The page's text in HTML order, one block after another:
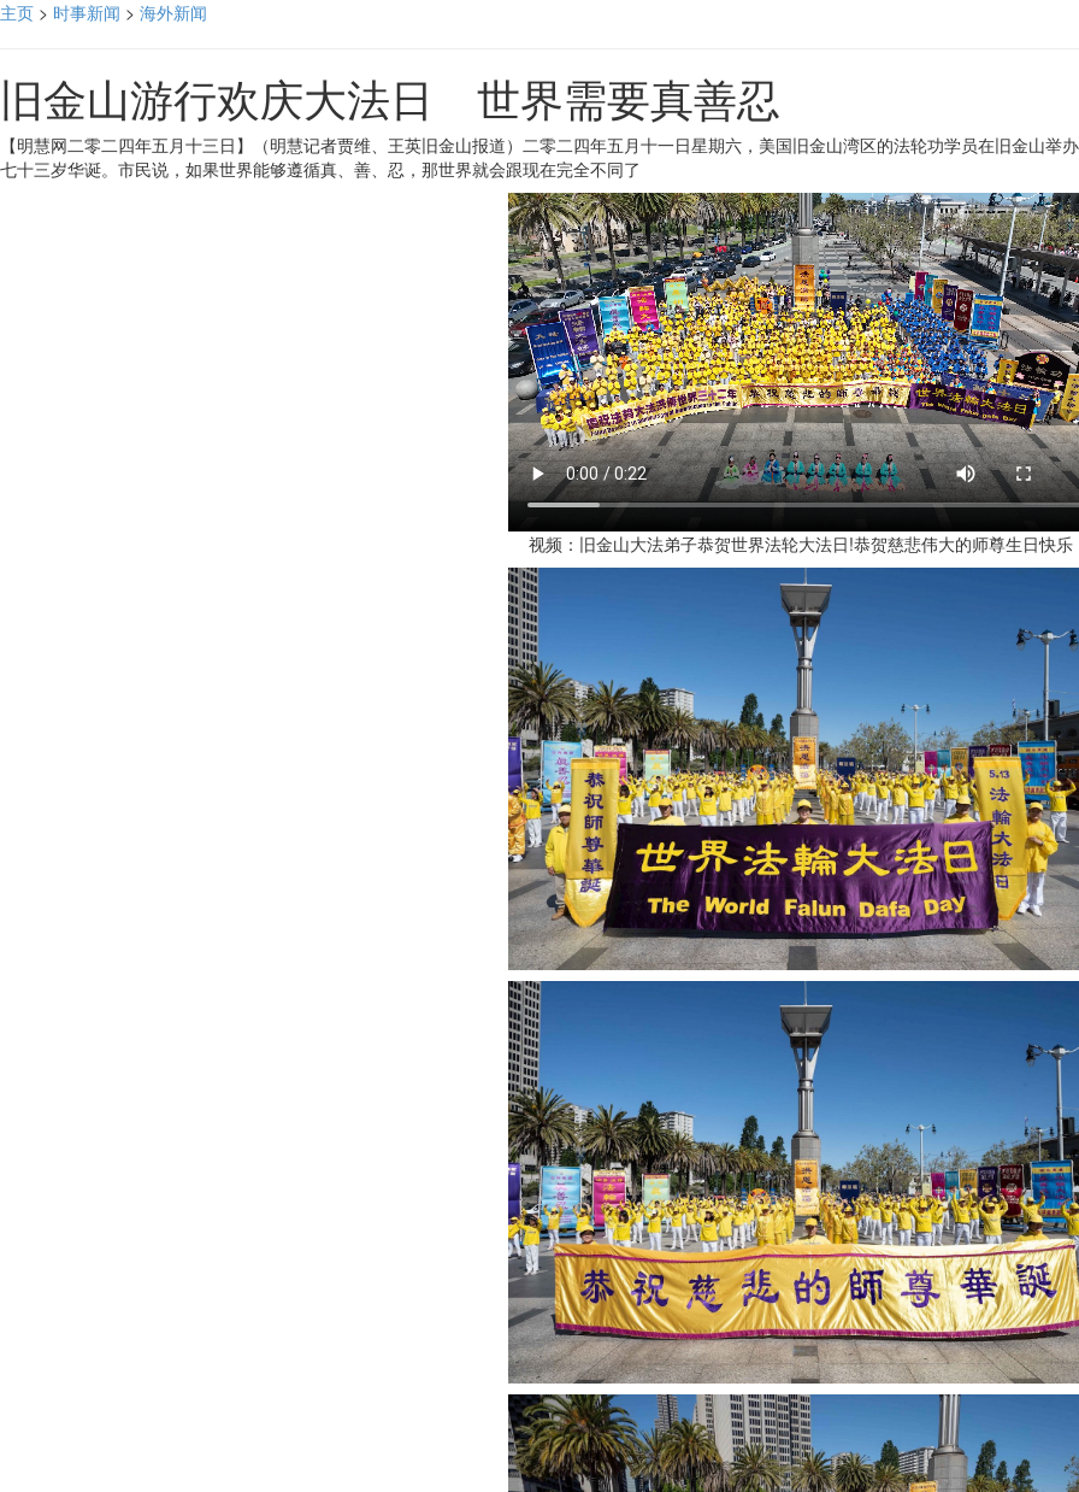
主页 > 时事新闻 > 海外新闻
旧金山游行欢庆大法日 世界需要真善忍
【明慧网二零二四年五月十三日】（明慧记者贾维、王英旧金山报道）二零二四年五月十一日星期六，美国旧金山湾区的法轮功学员在旧金山
七十三岁华诞。市民说，如果世界能够遵循真、善、忍，那世界就会跟现在完全不同了
视频：旧金山大法弟子恭贺世界法轮大法日!恭贺慈悲伟大的师尊生日快乐